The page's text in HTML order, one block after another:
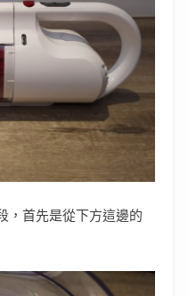
，首先是從下方這邊的